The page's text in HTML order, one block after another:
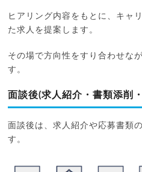
ヒアリング内容をもとに、キャ
た求人を提案します。
その場で方向性をすり合わせな
す。
面談後(求人紹介・書類添削
面談後は、求人紹介や応募書類
す。